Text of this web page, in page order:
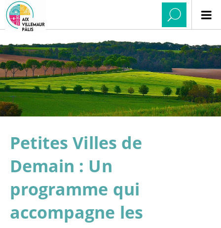
Petites Villes de
Demain : Un
programme qui
accompagne les